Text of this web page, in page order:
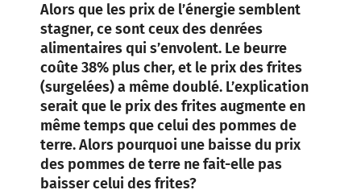
Alors que les prix de l’énergie semblent
stagner, ce sont ceux des denrées
alimentaires qui s’envolent. Le beurre
coûte 38% plus cher, et le prix des frites
(surgelées) a même doublé. L’explication
serait que le prix des frites augmente en
même temps que celui des pommes de
terre. Alors pourquoi une baisse du prix
des pommes de terre ne fait-elle pas
baisser celui des frites?